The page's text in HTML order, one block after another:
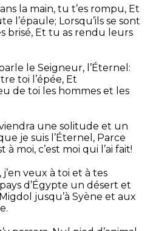
la main, tu t’es rompu, Et
l’épaule; Lorsqu’ils se sont
brisé, Et tu as rendu leurs
le Seigneur, l’Éternel:
toi l’épée, Et
de toi les hommes et les
une solitude et un
je suis l’Éternel, Parce
à moi, c’est moi qui l’ai fait!
veux à toi et à tes
d’Égypte un désert et
jusqu’à Syène et aux